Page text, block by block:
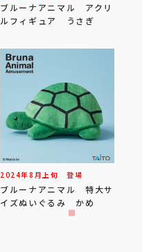
ブルーナアニマル アクリ
ルフィギュア うさぎ
2024年8 月 上旬 登場
ブルーナアニマル 特大サ
イズぬいぐるみ かめ